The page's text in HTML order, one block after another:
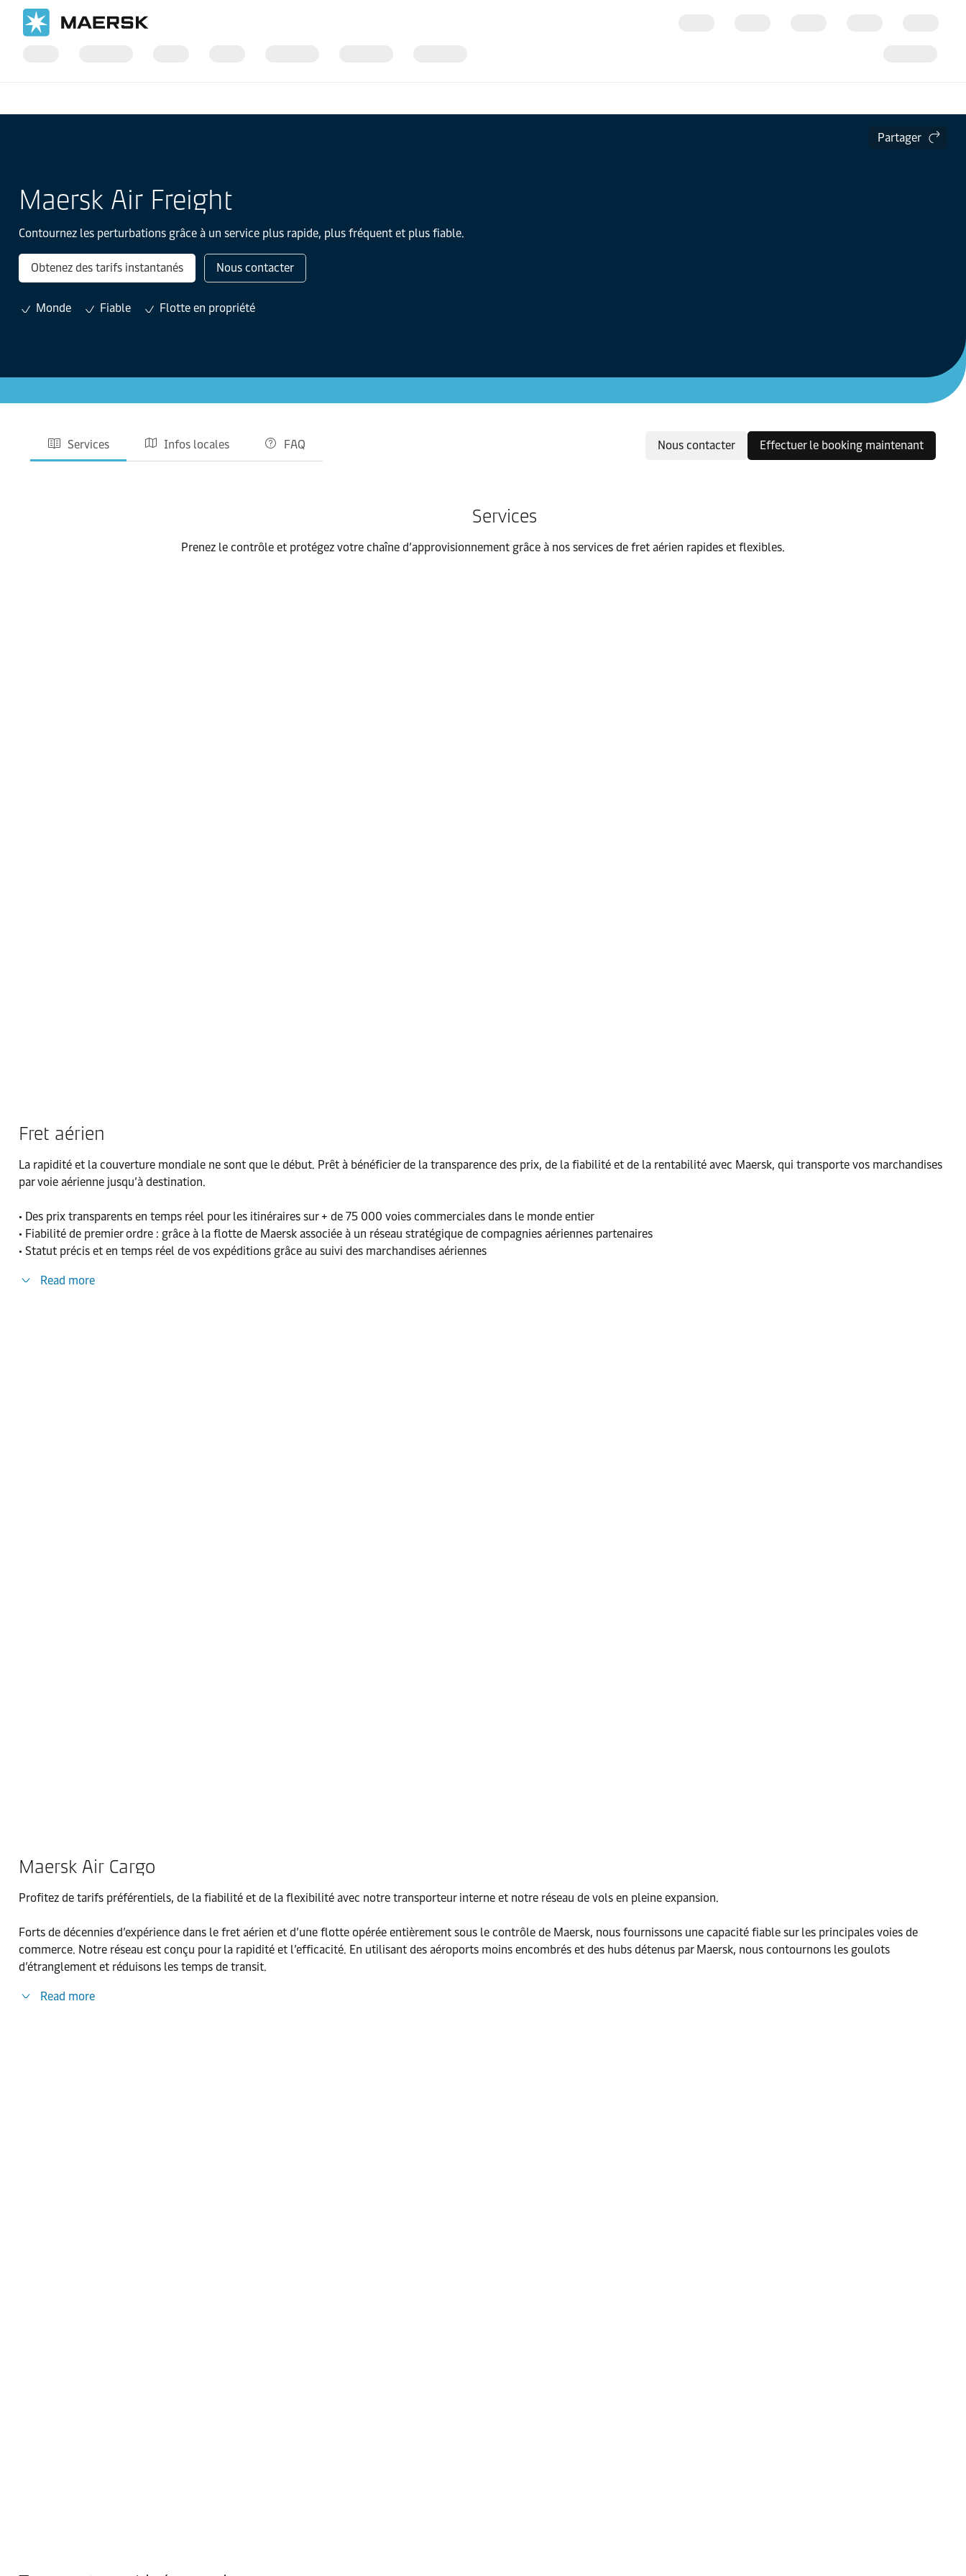
Partager
Maersk Air Freight
Contournez les perturbations grâce à un service plus rapide, plus fréquent et plus fiable.
Obtenez des tarifs instantanés Nous contacter
Monde Fiable Flotte en propriété
Services Infos locales FAQ Effectuer le booking maintenant
Nous contacter
Services
Prenez le contrôle et protégez votre chaîne d’approvisionnement grâce à nos services de fret aérien rapides et flexibles.
Fret aérien
La rapidité et la couverture mondiale ne sont que le début. Prêt à bénéficier de la transparence des prix, de la fiabilité et de la rentabilité avec Maersk, qui transporte vos marchandises
par voie aérienne jusqu’à destination.
• Des prix transparents en temps réel pour les itinéraires sur + de 75 000 voies commerciales dans le monde entier
• Fiabilité de premier ordre : grâce à la flotte de Maersk associée à un réseau stratégique de compagnies aériennes partenaires
• Statut précis et en temps réel de vos expéditions grâce au suivi des marchandises aériennes
Read more
Maersk Air Cargo
Profitez de tarifs préférentiels, de la fiabilité et de la flexibilité avec notre transporteur interne et notre réseau de vols en pleine expansion.
Forts de décennies d’expérience dans le fret aérien et d’une flotte opérée entièrement sous le contrôle de Maersk, nous fournissons une capacité fiable sur les principales voies de
commerce. Notre réseau est conçu pour la rapidité et l’efficacité. En utilisant des aéroports moins encombrés et des hubs détenus par Maersk, nous contournons les goulots
d’étranglement et réduisons les temps de transit.
Read more